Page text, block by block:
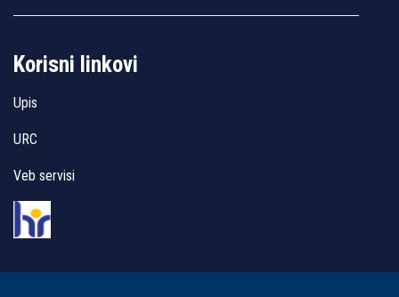
Korisni linkovi
Upis
URC
Veb servisi